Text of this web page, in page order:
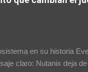
en su historia
claro: Nutanix deja